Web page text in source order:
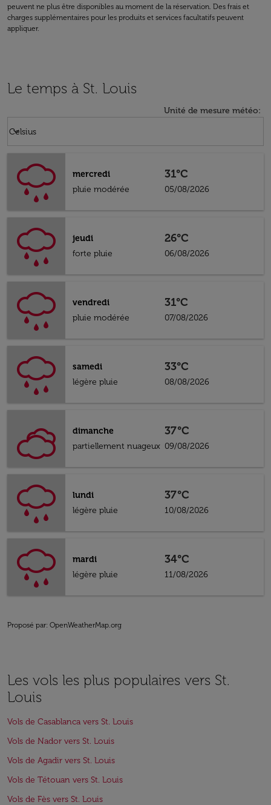
peuvent ne plus être disponibles au moment de la réservation. Des frais et
charges supplémentaires pour les produits et services facultatifs peuvent
appliquer.
Le temps à St. Louis
Unité de mesure météo:
Celsius
keyboard_arrow_down
mercredi
pluie modérée
31°C
05/08/2026
jeudi
forte pluie
26°C
06/08/2026
vendredi
pluie modérée
31°C
07/08/2026
samedi
légère pluie
33°C
08/08/2026
dimanche
partiellement nuageux
37°C
09/08/2026
lundi
légère pluie
37°C
10/08/2026
mardi
légère pluie
34°C
11/08/2026
Proposé par: OpenWeatherMap.org
Les vols les plus populaires vers St.
Louis
Vols de Casablanca vers St. Louis
Vols de Nador vers St. Louis
Vols de Agadir vers St. Louis
Vols de Tétouan vers St. Louis
Vols de Fès vers St. Louis